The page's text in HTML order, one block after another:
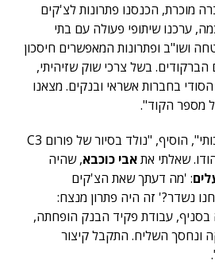
מוכרת, הכנסנו פתרונות לצ'קים
ערכנו שיתופי פעולה עם בתי
ושו"ב ופתרונות המאפשרים חיסכון
בשל צרכי שוק שזיהיתי,
הסודי בחברות אשראי ובנקים. מצאנו
מספר הקוד".
"מוצר שני שאני זוקף לזכותי", הוסיף, "נולד בסיור של פורום C3
שאלתי אתאבי כוכבא, שהיה
: 'מה דעתך שאת הצ'קים
נשדר?' זה היה פתרון מנצח:
עבודת פקיד הבנק הופחתה,
ונחסך השליח. התקבל קיצור